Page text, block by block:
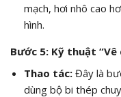
mạch, hơi nhô cao
hình.
Bước 5: Kỹ thuật
Thao tác:Đây là
dùng bộ bi thép